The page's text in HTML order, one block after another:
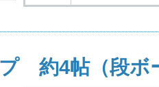
約4帖（段ボ